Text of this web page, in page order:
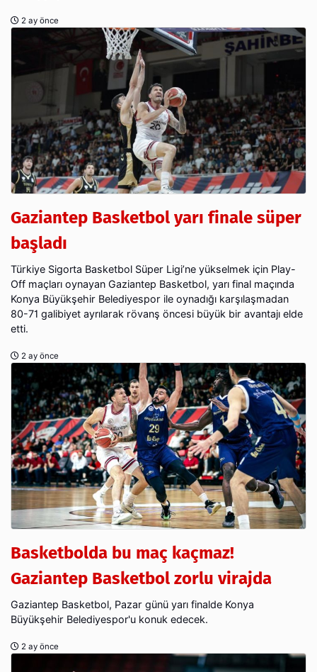
2 ay önce
Gaziantep Basketbol yarı finale süper
başladı
Türkiye Sigorta Basketbol Süper Ligi’ne yükselmek için Play-
Off maçları oynayan Gaziantep Basketbol, yarı final maçında
Konya Büyükşehir Belediyespor ile oynadığı karşılaşmadan
80-71 galibiyet ayrılarak rövanş öncesi büyük bir avantajı elde
etti.
2 ay önce
Basketbolda bu maç kaçmaz!
Gaziantep Basketbol zorlu virajda
Gaziantep Basketbol, Pazar günü yarı finalde Konya
Büyükşehir Belediyespor'u konuk edecek.
2 ay önce